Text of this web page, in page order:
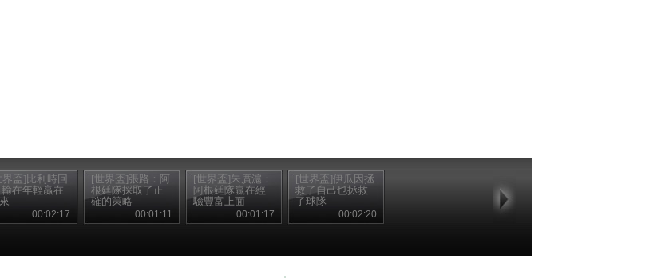
界盃]比利時回
輸在年輕贏在
00:02:17
[世界盃]張路：阿
根廷隊採取了正
確的策略
00:01:11
[世界盃]朱廣滬：
阿根廷隊贏在經
驗豐富上面
00:01:17
[世界盃]伊瓜因拯
救了自己也拯救
了球隊
00:02:20